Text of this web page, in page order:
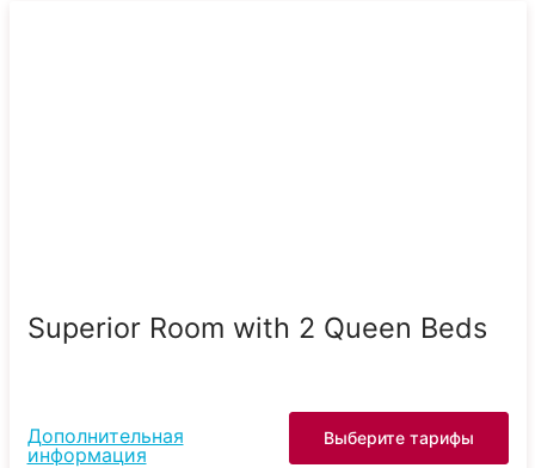
Superior Room with 2 Queen Beds
Дополнительная
информация
Выберите тарифы